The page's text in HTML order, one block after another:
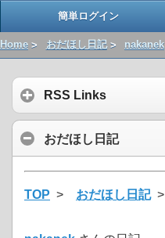
簡単ログイン
Home > おだほし日記> nakanek
RSS Links
おだほし日記
TOP > おだほし日記>